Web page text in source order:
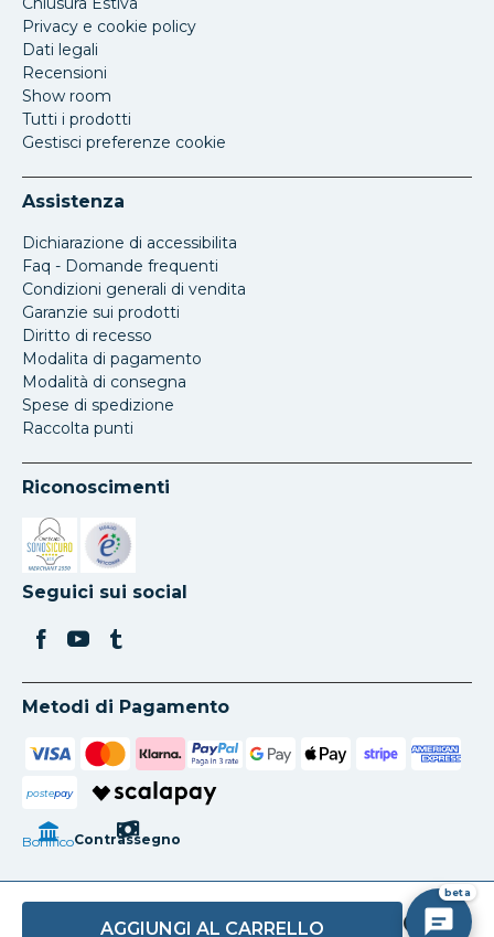
AGGIUNGI AL CARRELLO
Privacy e cookie policy
Dati legali
Recensioni
Show room
Tutti i prodotti
Gestisci preferenze cookie
Assistenza
Dichiarazione di accessibilita
Faq - Domande frequenti
Condizioni generali di vendita
Garanzie sui prodotti
Diritto di recesso
Modalita di pagamento
Modalità di consegna
Spese di spedizione
Raccolta punti
Riconoscimenti
Si apre in una nuova scheda
Si apre in una nuova scheda
Seguici sui social
Metodi di Pagamento
postepay
BonificoContrassegno
beta